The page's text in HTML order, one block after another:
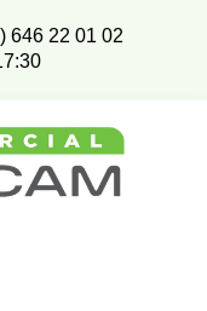
646 22 01 02